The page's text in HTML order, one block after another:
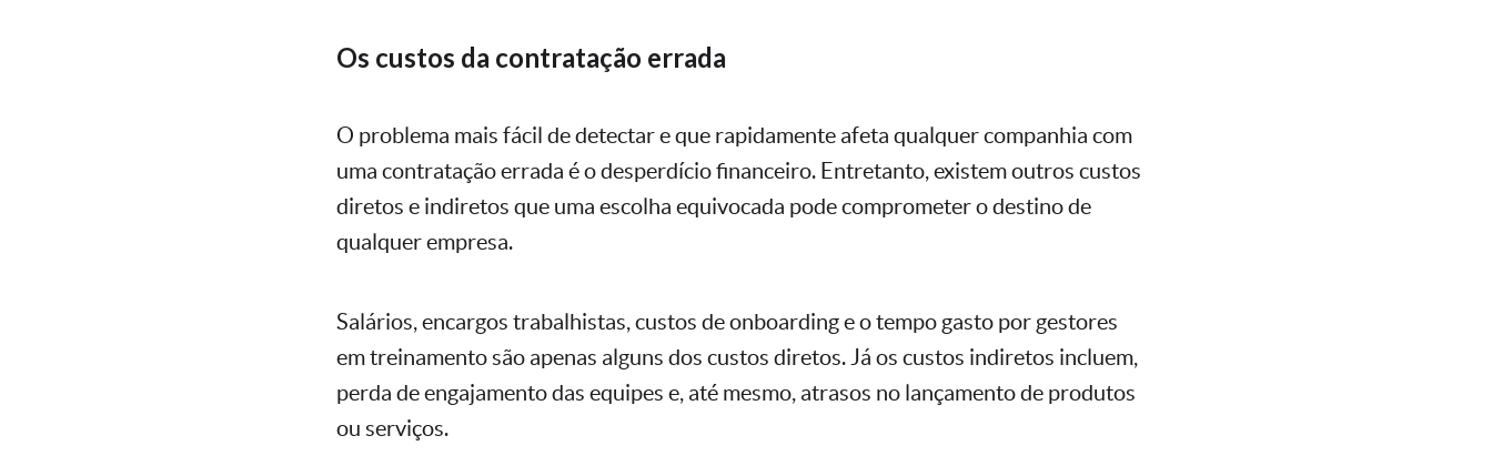
Os custos da contratação errada
O problema mais fácil de detectar e que rapidamente afeta qualquer companhia com
uma contratação errada é o desperdício financeiro. Entretanto, existem outros custos
diretos e indiretos que uma escolha equivocada pode comprometer o destino de
qualquer empresa.
Salários, encargos trabalhistas, custos de onboarding e o tempo gasto por gestores
em treinamento são apenas alguns dos custos diretos. Já os custos indiretos incluem,
perda de engajamento das equipes e, até mesmo, atrasos no lançamento de produtos
ou serviços.